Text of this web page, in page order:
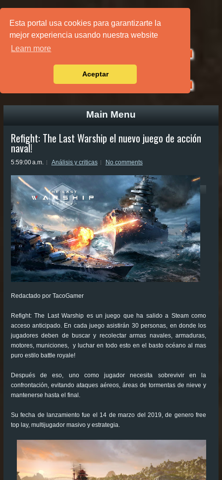
Esta portal usa cookies para garantizarte la
mejor experiencia usando nuestra website
Learn more
Aceptar
PÁGINA PRINCIPAL
Main Menu
Refight: The Last Warship el nuevo juego de acción
naval!
5:59:00 a.m. Análisis y criticas No comments
Redactado por TacoGamer
Refight: The Last Warship es un juego que ha salido a Steam como
acceso anticipado. En cada juego asistirán 30 personas, en donde los
jugadores deben de buscar y recolectar armas navales, armaduras,
motores, municiones, y luchar en todo esto en el basto océano al mas
puro estilo battle royale!
Después de eso, uno como jugador necesita sobrevivir en la
confrontación, evitando ataques aéreos, áreas de tormentas de nieve y
mantenerse hasta el final.
Su fecha de lanzamiento fue el 14 de marzo del 2019, de genero free
top lay, multijugador masivo y estrategia.